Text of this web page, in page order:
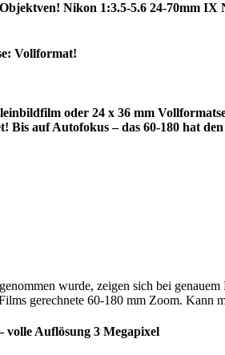
Nikon 1:3.5-5.6 24-70mm
Vollformat!
oder 24 x 36 mm
Bis auf Autofokus – das 60-180 hat
wurde, zeigen sich bei
gerechnete 60-180 mm Zoom. Kann
Auflösung 3 Megapixel